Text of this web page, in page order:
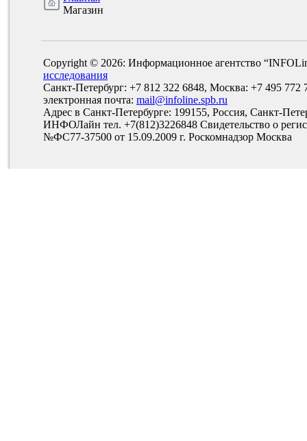
Магазин
Copyright © 2026: Информационное агентство
исследования
Санкт-Петербург: +7 812 322 6848, Москва: +7 495 772
электронная почта: mail@infoline.spb.ru
Адрес в Санкт-Петербурге: 199155, Россия, Санкт-
ИНФОЛайн тел. +7(812)3226848 Свидетельство о
№ФС77-37500 от 15.09.2009 г. Роскомнадзор Москва